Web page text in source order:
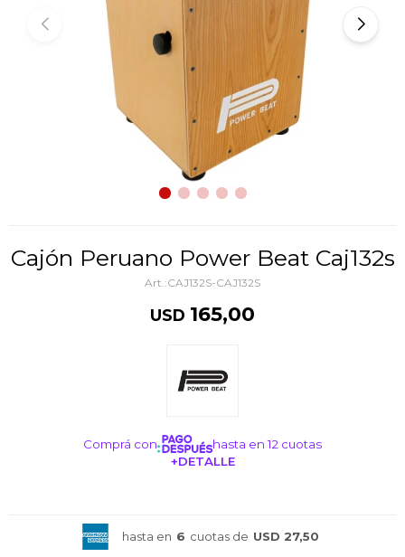
Cajón Peruano Power Beat Caj132s
CAJ132S-CAJ132S
USD 165,00
Comprá con
hasta en 12 cuotas
+DETALLE
hasta en 6 cuotas de USD 27,50